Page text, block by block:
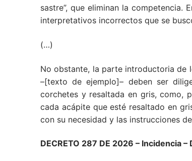
sastre”, que eliminan la
interpretativos incorrectos que se
(…)
No obstante, la parte introductoria de
–[texto de ejemplo]– deben ser
corchetes y resaltada en gris, como,
cada acápite que esté resaltado en
con su necesidad y las instrucciones
DECRETO 287 DE 2026 – Incidencia